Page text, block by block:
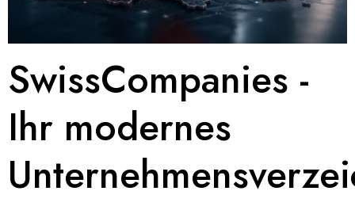
SwissCompanies -
Ihr modernes